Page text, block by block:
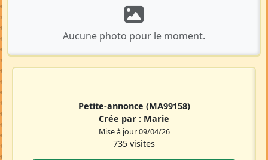
Aucune photo pour le moment.
Petite-annonce (MA99158)
Crée par : Marie
Mise à jour 09/04/26
735 visites